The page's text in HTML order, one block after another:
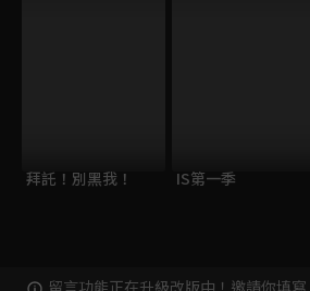
拜託！別黑我！ IS第一季
留言功能正在升級改版中！邀請你填寫